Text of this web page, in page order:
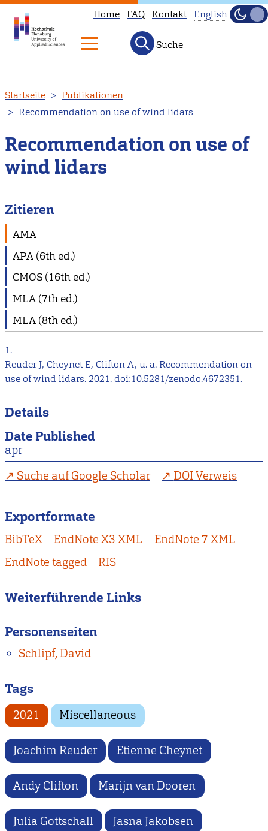
zum
Inhalt
Home FAQ Kontakt
English.
English
Hell
Suche
Startseite
Publikationen
Recommendation on use of wind lidars
Recommendation on use of
wind lidars
Zitieren
AMA
APA (6th ed.)
CMOS (16th ed.)
MLA (7th ed.)
MLA (8th ed.)
1.
Reuder J, Cheynet E, Clifton A, u. a. Recommendation on
use of wind lidars. 2021. doi:10.5281/zenodo.4672351.
Details
Date Published
apr
Suche auf Google Scholar
DOI Verweis
Exportformate
BibTeX EndNote X3 XML
EndNote 7 XML
EndNote tagged
RIS
Weiterführende Links
Personenseiten
Schlipf, David
Tags
2021 Miscellaneous
Joachim Reuder Etienne Cheynet
Andy Clifton Marijn van Dooren
Julia Gottschall Jasna Jakobsen